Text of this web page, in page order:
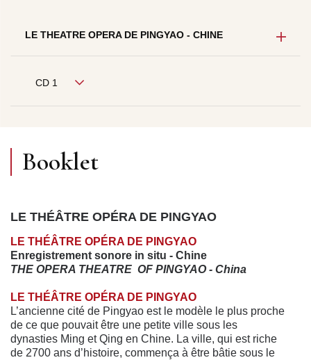
LE THEATRE OPERA DE PINGYAO - CHINE
CD 1
Booklet
LE THÉÂTRE OPÉRA DE PINGYAO
LE THÉÂTRE OPÉRA DE PINGYAO
Enregistrement sonore in situ - Chine
THE OPERA THEATRE OF PINGYAO - China
LE THÉÂTRE OPÉRA DE PINGYAO
L’ancienne cité de Pingyao est le modèle le plus proche
de ce que pouvait être une petite ville sous les
dynasties Ming et Qing en Chine. La ville, qui est riche
de 2700 ans d’histoire, commença à être bâtie sous le